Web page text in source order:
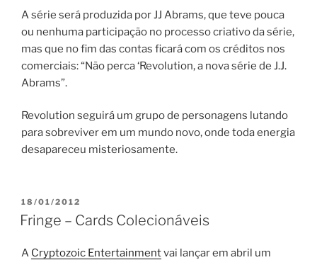
A série será produzida por JJ Abrams, que teve pouca
ou nenhuma participação no processo criativo da série,
mas que no fim das contas ficará com os créditos nos
comerciais: “Não perca ‘Revolution, a nova série de J.J.
Abrams”.
Revolution seguirá um grupo de personagens lutando
para sobreviver em um mundo novo, onde toda energia
desapareceu misteriosamente.
PUBLICADO
EM
18/01/2012
Fringe – Cards Colecionáveis
A Cryptozoic Entertainmentvai lançar em abril um